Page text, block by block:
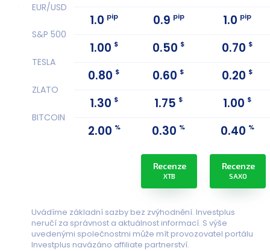
EUR/USD
1.0 pip 0.9 pip 1.0 pip
S&P 500
1.00 $ 0.50 $ 0.70 $
TESLA
0.80 $ 0.60 $ 0.20 $
ZLATO
1.30 $ 1.75 $ 1.00 $
BITCOIN
2.00 % 0.30 % 0.40 %
Recenze
XTB
Recenze
SAXO
Uvádíme základní sazby bez zvýhodnění. Investplus
neručí za správnost a aktuálnost informací. S výše
uvedenými společnostmi může mít provozovatel portálu
Investplus navázáno affiliate partnerství.